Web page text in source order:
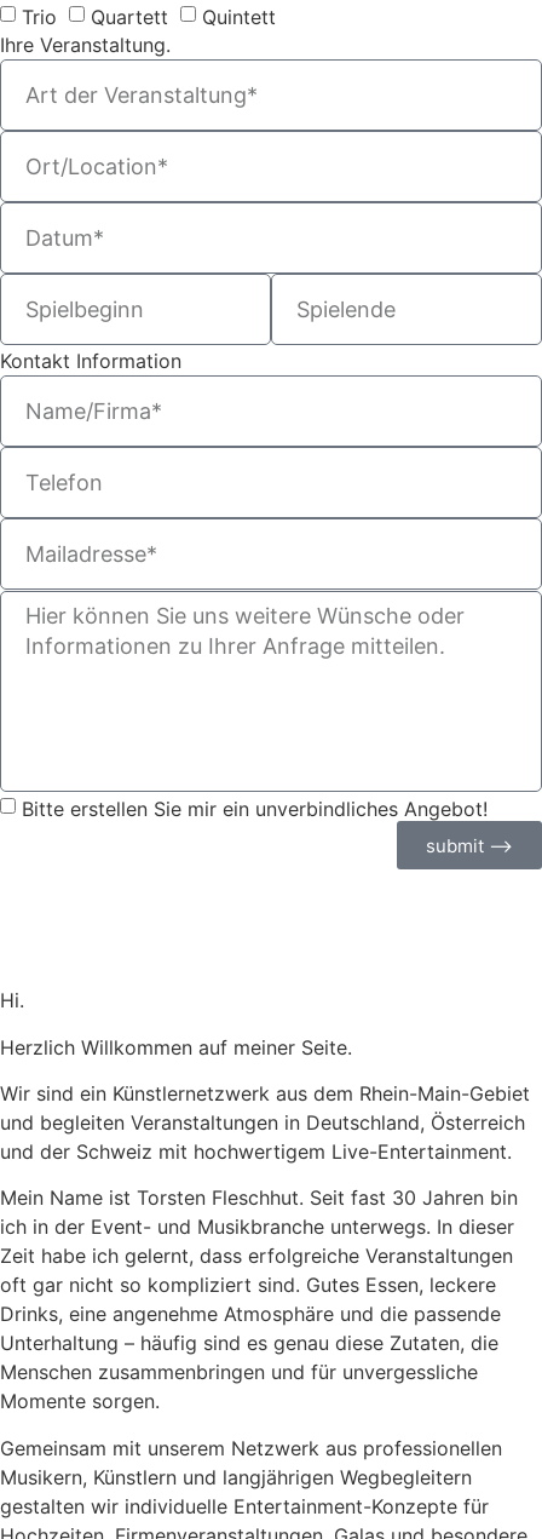
Trio
Quartett
Quintett
Ihre Veranstaltung.
Kontakt Information
Bitte erstellen Sie mir ein unverbindliches Angebot!
submit ⟶
Hi.
Herzlich Willkommen auf meiner Seite.
Wir sind ein Künstlernetzwerk aus dem Rhein-Main-Gebiet
und begleiten Veranstaltungen in Deutschland, Österreich
und der Schweiz mit hochwertigem Live-Entertainment.
Mein Name ist Torsten Fleschhut. Seit fast 30 Jahren bin
ich in der Event- und Musikbranche unterwegs. In dieser
Zeit habe ich gelernt, dass erfolgreiche Veranstaltungen
oft gar nicht so kompliziert sind. Gutes Essen, leckere
Drinks, eine angenehme Atmosphäre und die passende
Unterhaltung – häufig sind es genau diese Zutaten, die
Menschen zusammenbringen und für unvergessliche
Momente sorgen.
Gemeinsam mit unserem Netzwerk aus professionellen
Musikern, Künstlern und langjährigen Wegbegleitern
gestalten wir individuelle Entertainment-Konzepte für